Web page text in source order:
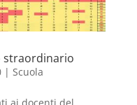
straordinario
| Scuola